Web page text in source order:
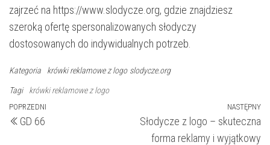
zajrzeć na https://www.slodycze.org, gdzie znajdziesz
szeroką ofertę spersonalizowanych słodyczy
dostosowanych do indywidualnych potrzeb.
Kategoria krówki reklamowe z logo slodycze.org
Tagi krówki reklamowe z logo
Nawigacja
wpisu
Poprzedni
wpis
POPRZEDNI
GD 66
NASTĘPNY
Słodycze z logo – skuteczna
forma reklamy i wyjątkowy